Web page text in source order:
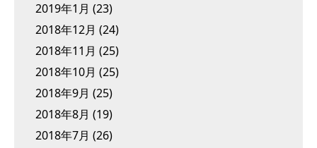
2019年1月 (23)
2018年12月 (24)
2018年11月 (25)
2018年10月 (25)
2018年9月 (25)
2018年8月 (19)
2018年7月 (26)